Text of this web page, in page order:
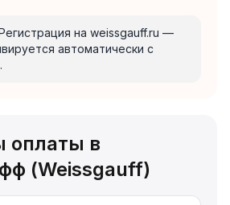
на weissgauff.ru —
автоматически с
оплаты в
(Weissgauff)